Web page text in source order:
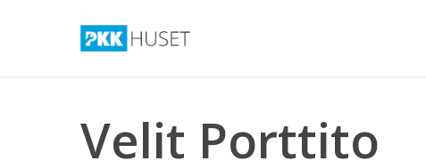
Velit Porttito